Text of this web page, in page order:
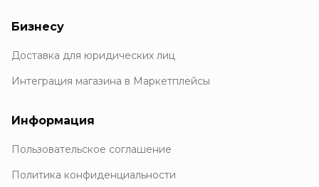
Бизнесу
Доставка для юридических лиц
Интеграция магазина в Маркетплейсы
Информация
Пользовательское соглашение
Политика конфиденциальности